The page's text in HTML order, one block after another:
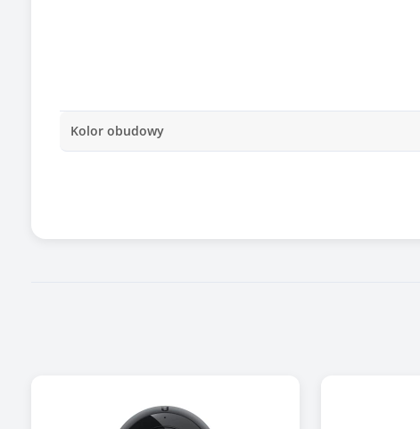
Kolor obudowy
Typ zasilania